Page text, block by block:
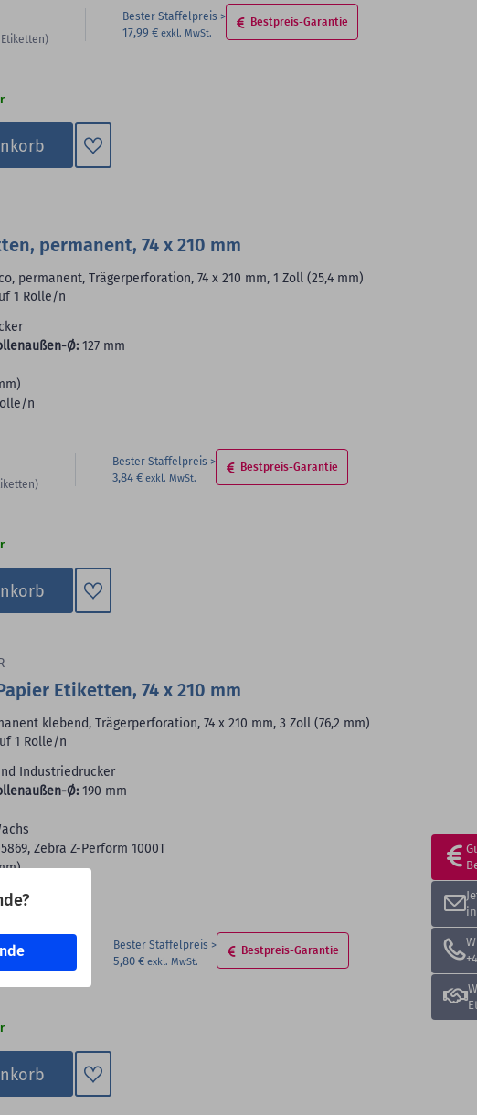
Bester Staffelpreis
17,99 €
Bestpreis-Garantie
Zum
permanent, 74 x 210 mm
permanent, Trägerperforation, 74 x 210 mm, 1 Zoll (25,4 mm)
1 Rolle/n
Ø:127 mm
n
Bester Staffelpreis
3,84 €
Bestpreis-Garantie
Zum
Etiketten, 74 x 210 mm
klebend, Trägerperforation, 74 x 210 mm, 3 Zoll (76,2 mm)
1 Rolle/n
Industriedrucker
Ø:190 mm
Zebra Z-Perform 1000T
Bester Staffelpreis
5,80 €
Bestpreis-Garantie
Zum